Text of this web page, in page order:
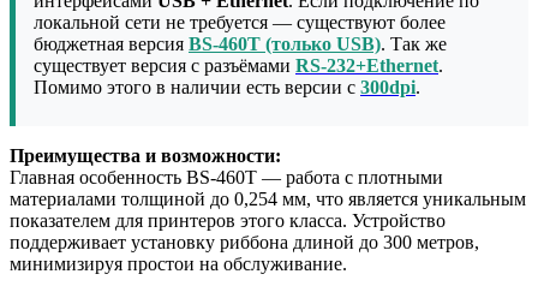
локальной сети не требуется — существуют более
бюджетная версия BS-460T (только USB). Так же
существует версия с разъёмами RS-232+Ethernet.
Помимо этого в наличии есть версии с 300dpi.
Преимущества и возможности:
Главная особенность BS-460T — работа с плотными
материалами толщиной до 0,254 мм, что является уникальным
показателем для принтеров этого класса. Устройство
поддерживает установку риббона длиной до 300 метров,
минимизируя простои на обслуживание.